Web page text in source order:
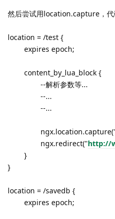
然后尝试用location.capture，代
location = /test {
expires epoch;
content_by_lua_block {
--解析参数等...
--...
--...
ngx.redirect("http://
}
}
location = /savedb {
expires epoch;